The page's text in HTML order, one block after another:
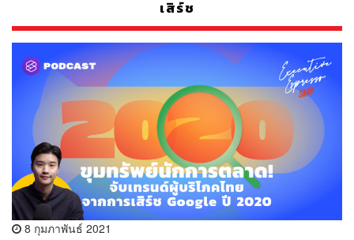
เสิร์ช
8 กุมภาพันธ์ 2021